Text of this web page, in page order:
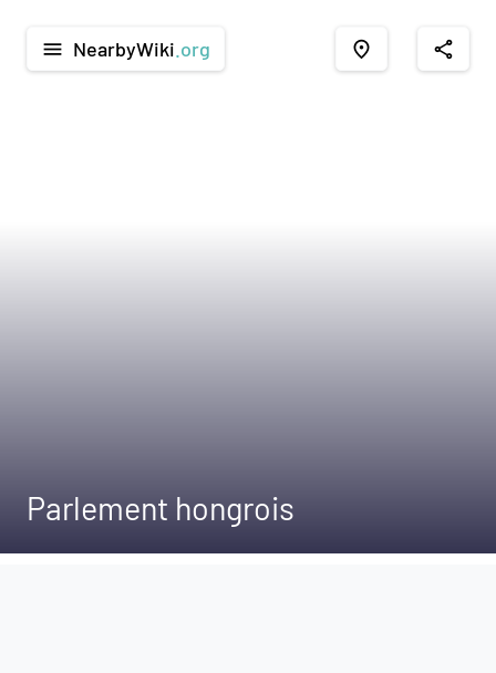
menu NearbyWiki .org place share
Parlement hongrois